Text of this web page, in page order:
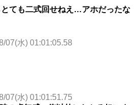
ても二式回せねえ…アホだったな
07(水) 01:01:05.58
07(水) 01:01:51.75